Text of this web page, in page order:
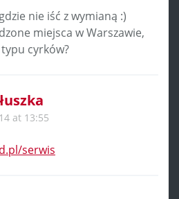
nie iść z wymianą :)
miejsca w Warszawie,
cyrków?
at 13:55
serwis